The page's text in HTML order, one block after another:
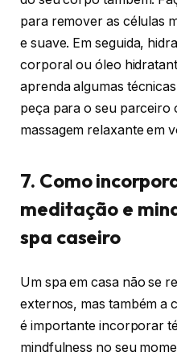
para remover as células
e suave. Em seguida,
corporal ou óleo
aprenda algumas
peça para o seu parceiro
massagem relaxante em
7. Como
meditação e
spa caseiro
Um spa em casa não se
externos, mas também a
é importante incorporar
mindfulness no seu